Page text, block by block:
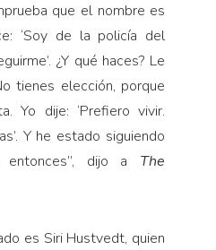
que el nombre es
‘Soy de la policía del
¿Y qué haces? Le
tienes elección, porque
Yo dije: ‘Prefiero vivir.
Y he estado siguiendo
dijo a The
es Siri Hustvedt, quien